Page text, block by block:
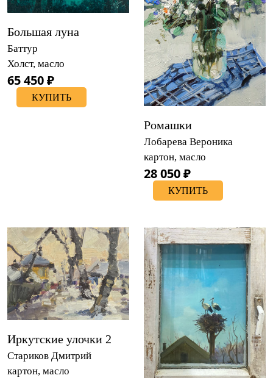
Большая луна
Баттур
Холст, масло
65 450 ₽
КУПИТЬ
Ромашки
Лобарева Вероника
картон, масло
28 050 ₽
КУПИТЬ
Иркутские улочки 2
Стариков Дмитрий
картон, масло